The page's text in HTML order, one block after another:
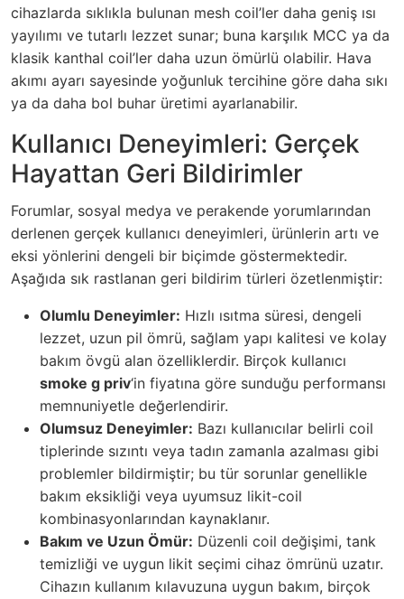
cihazlarda sıklıkla bulunan mesh coil’ler daha geniş ısı
yayılımı ve tutarlı lezzet sunar; buna karşılık MCC ya da
klasik kanthal coil’ler daha uzun ömürlü olabilir. Hava
akımı ayarı sayesinde yoğunluk tercihine göre daha sıkı
ya da daha bol buhar üretimi ayarlanabilir.
Kullanıcı Deneyimleri: Gerçek
Hayattan Geri Bildirimler
Forumlar, sosyal medya ve perakende yorumlarından
derlenen gerçek kullanıcı deneyimleri, ürünlerin artı ve
eksi yönlerini dengeli bir biçimde göstermektedir.
Aşağıda sık rastlanan geri bildirim türleri özetlenmiştir:
Olumlu Deneyimler: Hızlı ısıtma süresi, dengeli
lezzet, uzun pil ömrü, sağlam yapı kalitesi ve kolay
bakım övgü alan özelliklerdir. Birçok kullanıcı
smoke g priv‘in fiyatına göre sunduğu performansı
memnuniyetle değerlendirir.
Olumsuz Deneyimler: Bazı kullanıcılar belirli coil
tiplerinde sızıntı veya tadın zamanla azalması gibi
problemler bildirmiştir; bu tür sorunlar genellikle
bakım eksikliği veya uyumsuz likit-coil
kombinasyonlarından kaynaklanır.
Bakım ve Uzun Ömür: Düzenli coil değişimi, tank
temizliği ve uygun likit seçimi cihaz ömrünü uzatır.
Cihazın kullanım kılavuzuna uygun bakım, birçok